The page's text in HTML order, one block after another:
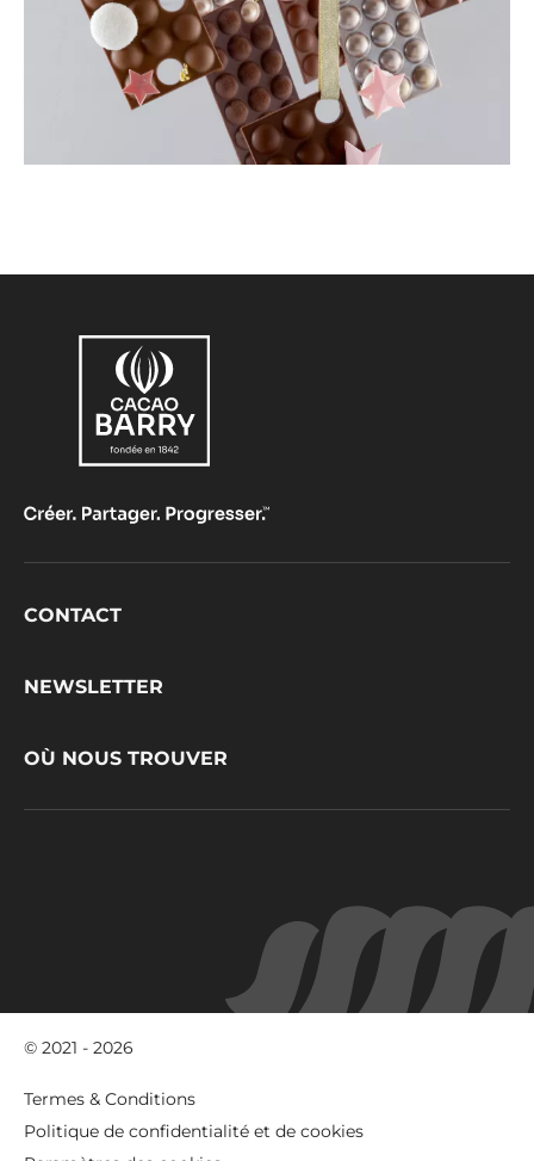
Le moule Tablette Pisoles™ estdisponible en
polycarbonate
.
Les étuis et les stickers sont disponibles sur notre
E-Boutic.
OÙ NOUS TROUVER